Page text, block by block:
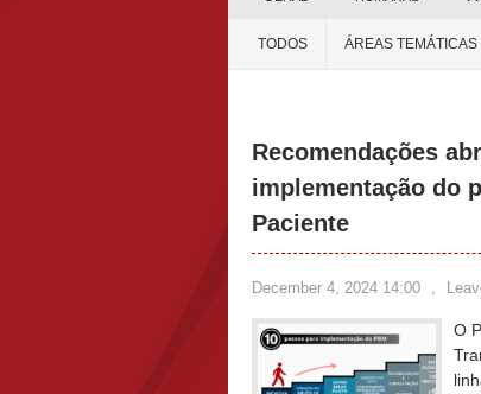
TODOS ÁREAS TEMÁTICAS
Recomendações
implementação do
Paciente
December 4, 2024 14:00 ,
O